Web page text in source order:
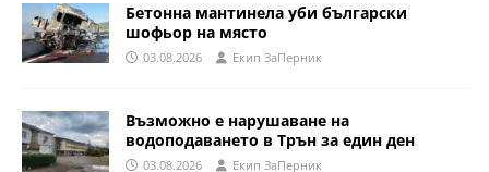
Бетонна мантинела уби български
шофьор на място
03.08.2026 Eкип ЗаПерник
Възможно е нарушаване на
водоподаването в Трън за един ден
03.08.2026 Eкип ЗаПерник